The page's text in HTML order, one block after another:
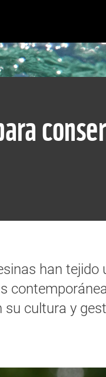
han tejido
cultura y